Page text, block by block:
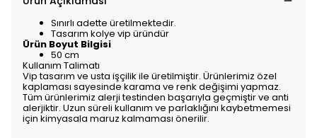
Sınırlı adette üretilmektedir.
Tasarım kolye vip üründür
Ürün Boyut Bilgisi
50 cm
Kullanım Talimatı
Vip tasarım ve usta işçilik ile üretilmiştir. Ürünlerimiz özel
kaplaması sayesinde karama ve renk değişimi yapmaz.
Tüm ürünlerimiz alerji testinden başarıyla geçmiştir ve anti
alerjiktir. Uzun süreli kullanım ve parlaklığını kaybetmemesi
için kimyasala maruz kalmaması önerilir.